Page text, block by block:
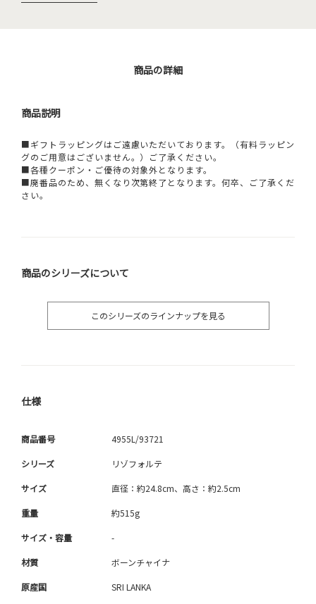
商品の詳細
商品説明
■ギフトラッピングはご遠慮いただいております。（有料ラッピン
グのご用意はございません。）ご了承ください。
■各種クーポン・ご優待の対象外となります。
■廃番品のため、無くなり次第終了となります。何卒、ご了承くだ
さい。
商品のシリーズについて
このシリーズのラインナップを見る
仕様
商品番号 4955L/93721
シリーズ リゾフォルテ
サイズ 直径：約24.8cm、高さ：約2.5cm
重量 約515g
サイズ・容量 -
材質 ボーンチャイナ
原産国 SRI LANKA